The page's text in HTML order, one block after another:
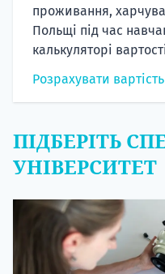
проживання,
Польщі під час
калькуляторі
Розрахувати вартість
ПІДБЕРІТЬ
УНІВЕРСИТЕТ